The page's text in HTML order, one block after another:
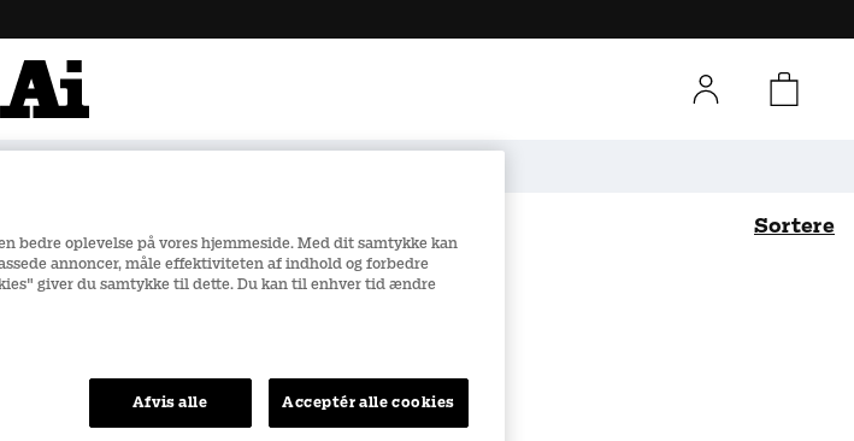
Sortere
Navn (Ö-A)
bedre oplevelse på vores hjemmeside. Med dit samtykke kan
annoncer, måle effektiviteten af indhold og forbedre
giver du samtykke til dette. Du kan til enhver tid ændre
Afvis alle Acceptér alle cookies